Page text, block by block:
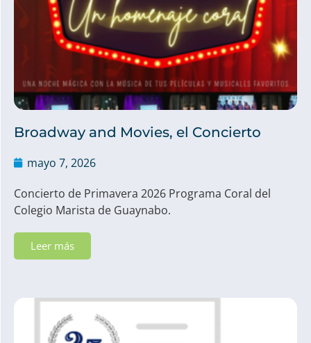
Broadway and Movies, el Concierto
mayo 7, 2026
Concierto de Primavera 2026 Programa Coral del
Colegio Marista de Guaynabo.
Leer más